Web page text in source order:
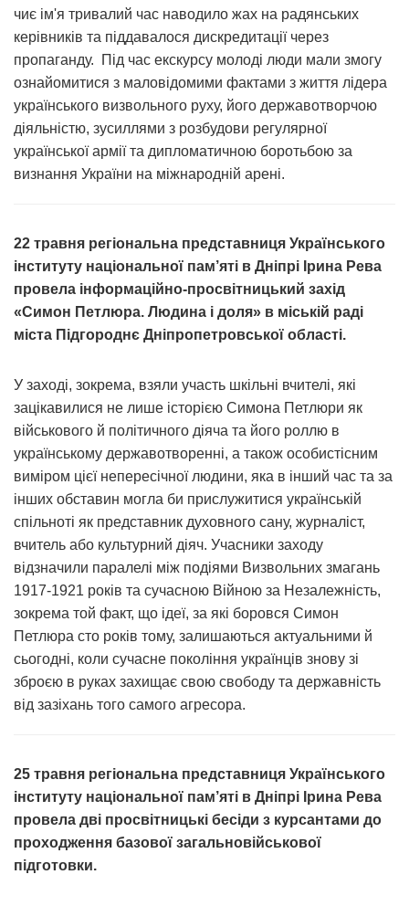
чиє ім'я тривалий час наводило жах на радянських
керівників та піддавалося дискредитації через
пропаганду. Під час екскурсу молоді люди мали змогу
ознайомитися з маловідомими фактами з життя лідера
українського визвольного руху, його державотворчою
діяльністю, зусиллями з розбудови регулярної
української армії та дипломатичною боротьбою за
визнання України на міжнародній арені.
22 травня регіональна представниця Українського
інституту національної пам’яті в Дніпрі Ірина Рева
провела інформаційно-просвітницький захід
«Симон Петлюра. Людина і доля» в міській раді
міста Підгороднє Дніпропетровської області.
У заході, зокрема, взяли участь шкільні вчителі, які
зацікавилися не лише історією Симона Петлюри як
військового й політичного діяча та його роллю в
українському державотворенні, а також особистісним
виміром цієї непересічної людини, яка в інший час та за
інших обставин могла би прислужитися українській
спільноті як представник духовного сану, журналіст,
вчитель або культурний діяч. Учасники заходу
відзначили паралелі між подіями Визвольних змагань
1917-1921 років та сучасною Війною за Незалежність,
зокрема той факт, що ідеї, за які боровся Симон
Петлюра сто років тому, залишаються актуальними й
сьогодні, коли сучасне покоління українців знову зі
зброєю в руках захищає свою свободу та державність
від зазіхань того самого агресора.
25 травня регіональна представниця Українського
інституту національної пам’яті в Дніпрі Ірина Рева
провела дві просвітницькі бесіди з курсантами до
проходження базової загальновійськової
підготовки.